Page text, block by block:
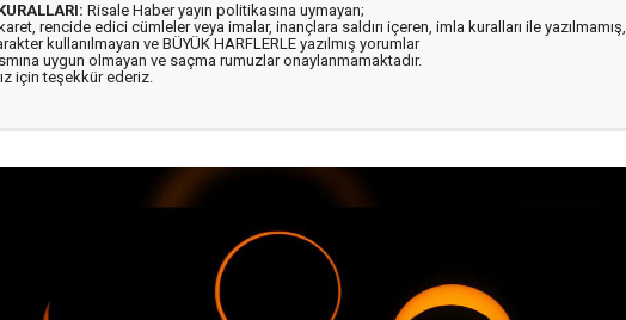
Risale Haber yayın politikasına uymayan;
rencide edici cümleler veya imalar, inançlara saldırı içeren, imla kuralları ile yazılmamış,
kullanılmayan ve BÜYÜK HARFLERLE yazılmış yorumlar
uygun olmayan ve saçma rumuzlar onaylanmamaktadır.
için teşekkür ederiz.